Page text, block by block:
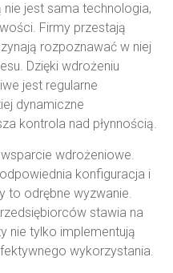
jest sama technologia,
Firmy przestają
rozpoznawać w niej
Dzięki wdrożeniu
jest regularne
dynamiczne
kontrola nad płynnością.
wdrożeniowe.
konfiguracja i
to odrębne wyzwanie.
stawia na
nie tylko implementują
wykorzystania.